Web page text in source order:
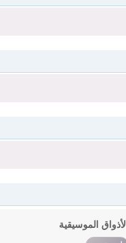
الأذواق الموسيقية